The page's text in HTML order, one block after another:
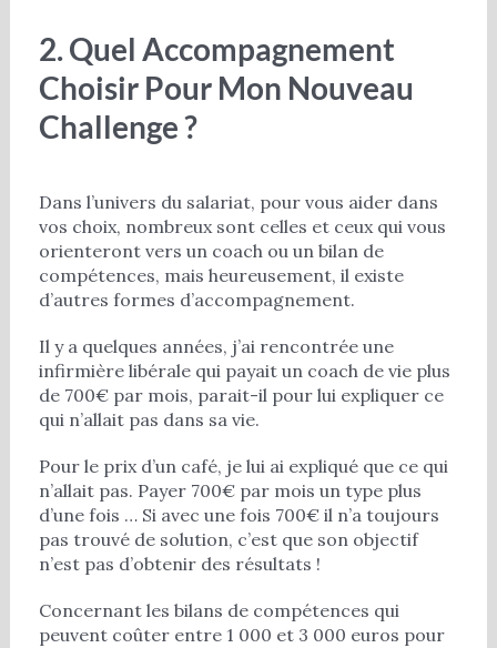
2. Quel Accompagnement
Choisir Pour Mon Nouveau
Challenge ?
Dans l’univers du salariat, pour vous aider dans
vos choix, nombreux sont celles et ceux qui vous
orienteront vers un coach ou un bilan de
compétences, mais heureusement, il existe
d’autres formes d’accompagnement.
Il y a quelques années, j’ai rencontrée une
infirmière libérale qui payait un coach de vie plus
de 700€ par mois, parait-il pour lui expliquer ce
qui n’allait pas dans sa vie.
Pour le prix d’un café, je lui ai expliqué que ce qui
n’allait pas. Payer 700€ par mois un type plus
d’une fois … Si avec une fois 700€ il n’a toujours
pas trouvé de solution, c’est que son objectif
n’est pas d’obtenir des résultats !
Concernant les bilans de compétences qui
peuvent coûter entre 1 000 et 3 000 euros pour